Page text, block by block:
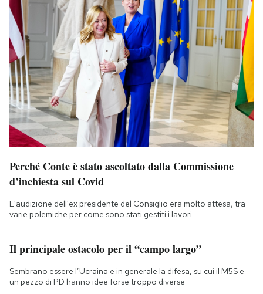
Perché Conte è stato ascoltato dalla Commissione
d’inchiesta sul Covid
L'audizione dell'ex presidente del Consiglio era molto attesa, tra
varie polemiche per come sono stati gestiti i lavori
Il principale ostacolo per il “campo largo”
Sembrano essere l’Ucraina e in generale la difesa, su cui il M5S e
un pezzo di PD hanno idee forse troppo diverse